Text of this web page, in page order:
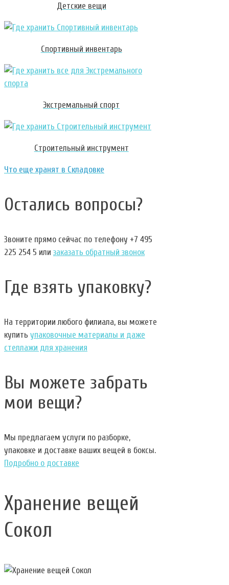
Детские вещи
Спортивный инвентарь
Экстремальный спорт
Строительный инструмент
Что еще хранят в Складовке
Остались вопросы?
Звоните прямо сейчас по телефону +7 495
225 254 5 или заказать обратный звонок
Где взять упаковку?
На территории любого филиала, вы можете
купить упаковочные материалы и даже
стеллажи для хранения
Вы можете забрать
мои вещи?
Мы предлагаем услуги по разборке,
упаковке и доставке ваших вещей в боксы.
Подробно о доставке
Хранение вещей
Сокол